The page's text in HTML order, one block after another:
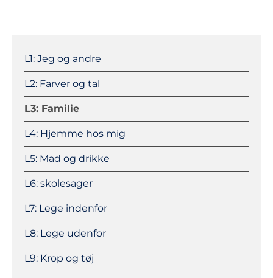
überspringen
L1: Jeg og andre
L2: Farver og tal
L3: Familie
L4: Hjemme hos mig
L5: Mad og drikke
L6: skolesager
L7: Lege indenfor
L8: Lege udenfor
L9: Krop og tøj